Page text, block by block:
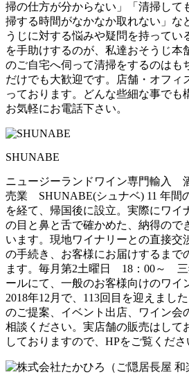
掃の仕方が分からない」「清掃して
掃する時間がなかなか取れない」な
うじに対する悩みや疑問を持ってい
を手助けするのが、私達おそうじ本
のご自宅へ伺って清掃をするのはも
だけでも大歓迎です。店舗・オフィ
っております。どんな些細な事でも
お気軽にお電話下さい。
SHUNABE
ニュージーランドワイン専門輸入
売業 SHUNABE(シュナベ) 11 年間
を経て、帰国後に設立。実際にワイ
の目と鼻と舌で確かめた、納得ので
います。現地ワイナリーとの直接交
の手続き、お客様にお届けするまで
ます。毎月第2土曜日 18：00～ 三
ールにて、一般のお客様向けのワイ
2018年12月で、113回目を迎えまし
のご提案、イベント出店、ワイン会
相談ください。実店舗の販売はして
しておりますので、HPをご覧くださ